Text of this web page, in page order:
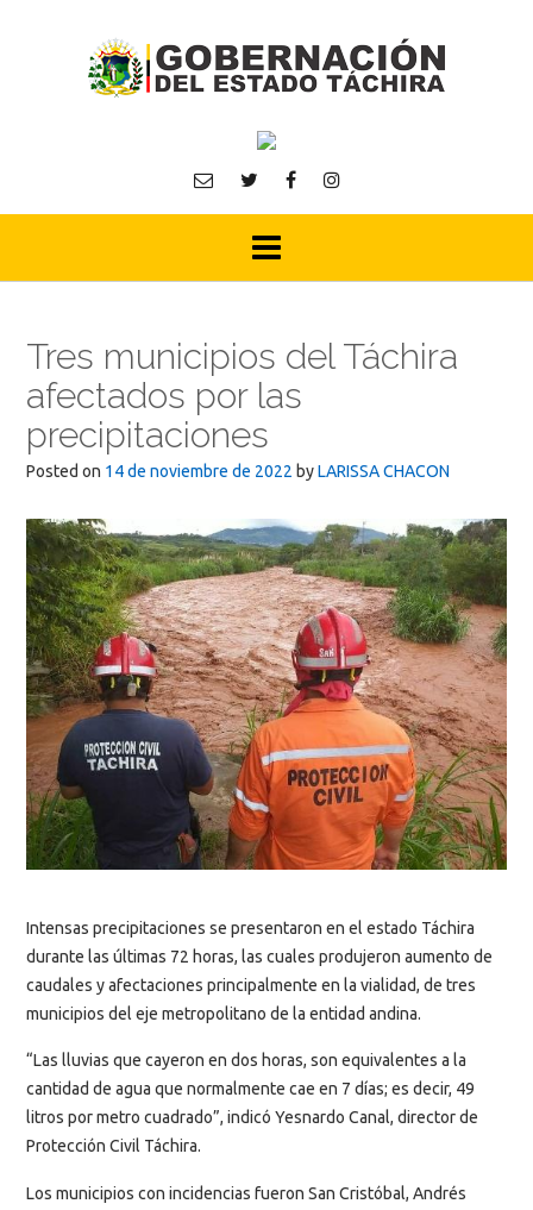
Tres municipios del Táchira
afectados por las
precipitaciones
Posted on 14 de noviembre de 2022 byLARISSA CHACON
Intensas precipitaciones se presentaron en el estado Táchira
durante las últimas 72 horas, las cuales produjeron aumento de
caudales y afectaciones principalmente en la vialidad, de tres
municipios del eje metropolitano de la entidad andina.
“Las lluvias que cayeron en dos horas, son equivalentes a la
cantidad de agua que normalmente cae en 7 días; es decir, 49
litros por metro cuadrado”, indicó Yesnardo Canal, director de
Protección Civil Táchira.
Los municipios con incidencias fueron San Cristóbal, Andrés